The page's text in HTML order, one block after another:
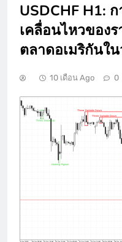
USDCHF H1:
เคลื่อนไหวของ
ตลาดอเมริกันใ
10 เดือน Ago 0